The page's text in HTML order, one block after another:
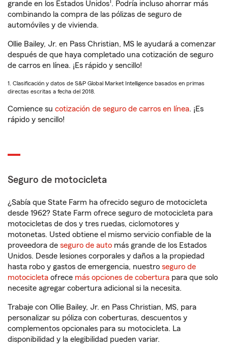
grande en los Estados Unidos . Podría incluso ahorrar más
combinando la compra de las pólizas de seguro de
automóviles y de vivienda.
Ollie Bailey, Jr. en Pass Christian, MS le ayudará a comenzar
después de que haya completado una cotización de seguro
de carros en línea. ¡Es rápido y sencillo!
1. Clasificación y datos de S&P Global Market Intelligence basados en primas
directas escritas a fecha del 2018.
Comience su cotización de seguro de carros en línea. ¡Es
rápido y sencillo!
Seguro de motocicleta
¿Sabía que State Farm ha ofrecido seguro de motocicleta
desde 1962? State Farm ofrece seguro de motocicleta para
motocicletas de dos y tres ruedas, ciclomotores y
motonetas. Usted obtiene el mismo servicio confiable de la
proveedora de seguro de auto más grande de los Estados
Unidos. Desde lesiones corporales y daños a la propiedad
hasta robo y gastos de emergencia, nuestro seguro de
motocicleta ofrece más opciones de cobertura para que solo
necesite agregar cobertura adicional si la necesita.
Trabaje con Ollie Bailey, Jr. en Pass Christian, MS, para
personalizar su póliza con coberturas, descuentos y
complementos opcionales para su motocicleta. La
disponibilidad y la elegibilidad pueden variar.